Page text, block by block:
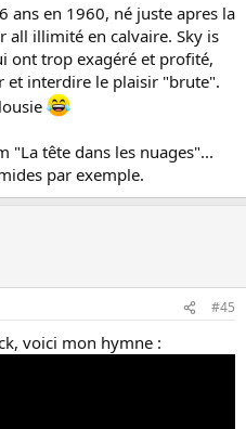
ans en 1960, né juste apres la
all illimité en calvaire. Sky is
ont trop exagéré et profité,
et interdire le plaisir "brute".
"La tête dans les nuages"...
par exemple.
#45
voici mon hymne :